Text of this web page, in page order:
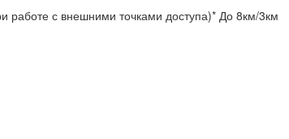
работе с внешними точками доступа)* До 8км/3км